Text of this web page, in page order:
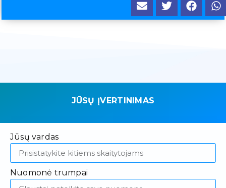
JŪSŲ ĮVERTINIMAS
Jūsų vardas
Nuomonė trumpai